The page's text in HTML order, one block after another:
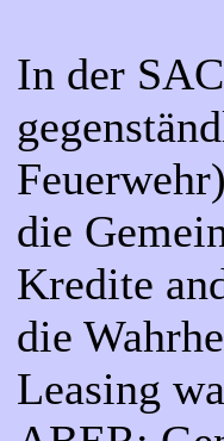
In der
die
Kredite
die
Leasing